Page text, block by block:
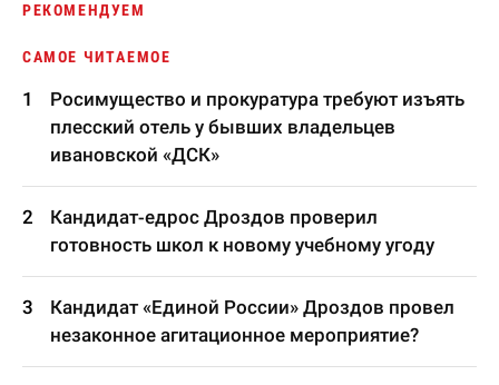
РЕКОМЕНДУЕМ
САМОЕ ЧИТАЕМОЕ
Росимущество и прокуратура требуют изъять
плесский отель у бывших владельцев
ивановской «ДСК»
Кандидат-едрос Дроздов проверил
готовность школ к новому учебному угоду
Кандидат «Единой России» Дроздов провел
незаконное агитационное мероприятие?